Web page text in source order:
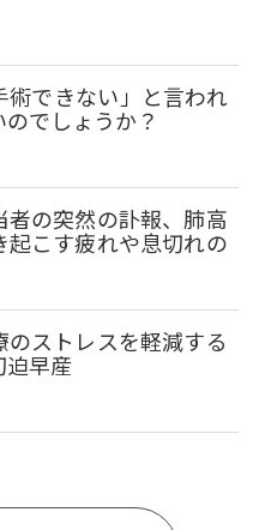
術できない」と言われ
でしょうか？
者の突然の訃報、肺高
起こす疲れや息切れの
ストレスを軽減する
早産